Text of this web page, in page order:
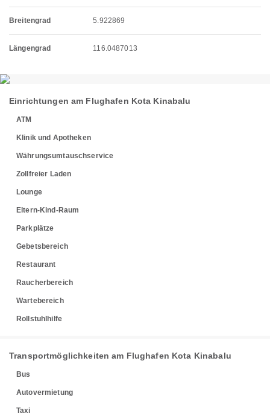
Breitengrad 5.922869
Längengrad 116.0487013
Einrichtungen am Flughafen Kota Kinabalu
ATM
Klinik und Apotheken
Währungsumtauschservice
Zollfreier Laden
Lounge
Eltern-Kind-Raum
Parkplätze
Gebetsbereich
Restaurant
Raucherbereich
Wartebereich
Rollstuhlhilfe
Transportmöglichkeiten am Flughafen Kota Kinabalu
Bus
Autovermietung
Taxi